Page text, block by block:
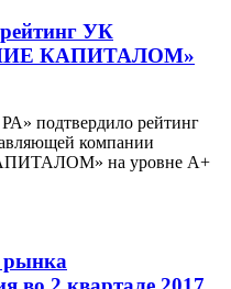
УК
КАПИТАЛОМ»
подтвердило рейтинг
компании
на уровне А+
рынка